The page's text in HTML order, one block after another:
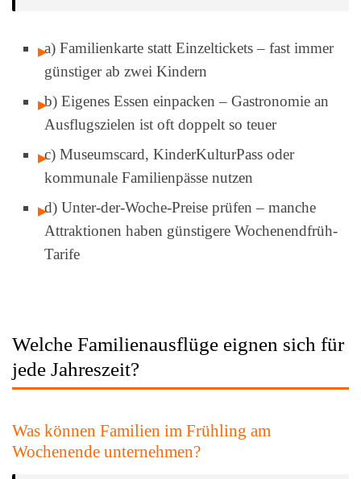
a) Familienkarte statt Einzeltickets – fast immer
günstiger ab zwei Kindern
b) Eigenes Essen einpacken – Gastronomie an
Ausflugszielen ist oft doppelt so teuer
c) Museumscard, KinderKulturPass oder
kommunale Familienpässe nutzen
d) Unter-der-Woche-Preise prüfen – manche
Attraktionen haben günstigere Wochenendfrüh-
Tarife
Welche Familienausflüge eignen sich für
jede Jahreszeit?
Was können Familien im Frühling am
Wochenende unternehmen?